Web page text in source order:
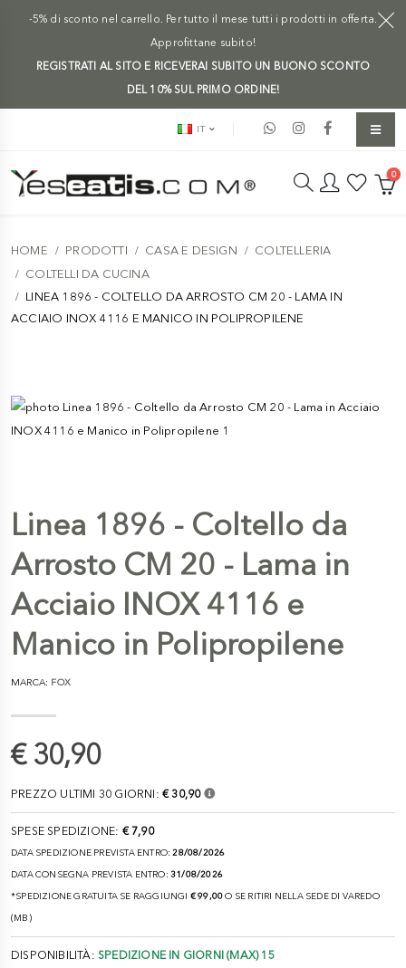
-5% di sconto nel carrello. Per tutto il mese tutti i prodotti in offerta.
Approfittane subito!
REGISTRATI AL SITO E RICEVERAI SUBITO UN BUONO SCONTO
DEL 10% SUL PRIMO ORDINE!
IT
0
HOME PRODOTTI CASA E DESIGN
COLTELLERIA
COLTELLI DA CUCINA
LINEA 1896 - COLTELLO DA ARROSTO CM 20 - LAMA IN
ACCIAIO INOX 4116 E MANICO IN POLIPROPILENE
Linea 1896 - Coltello da
Arrosto CM 20 - Lama in
Acciaio INOX 4116 e
Manico in Polipropilene
MARCA: FOX
€ 30,90
PREZZO ULTIMI 30 GIORNI: € 30,90
SPESE SPEDIZIONE: € 7,90
DATA SPEDIZIONE PREVISTA ENTRO:28/08/2026
DATA CONSEGNA PREVISTA ENTRO: 31/08/2026
*SPEDIZIONE GRATUITA SE RAGGIUNGI € 99,00O SE RITIRI NELLA SEDE DI VAREDO
(MB)
DISPONIBILITÀ: SPEDIZIONE IN GIORNI (MAX) 15